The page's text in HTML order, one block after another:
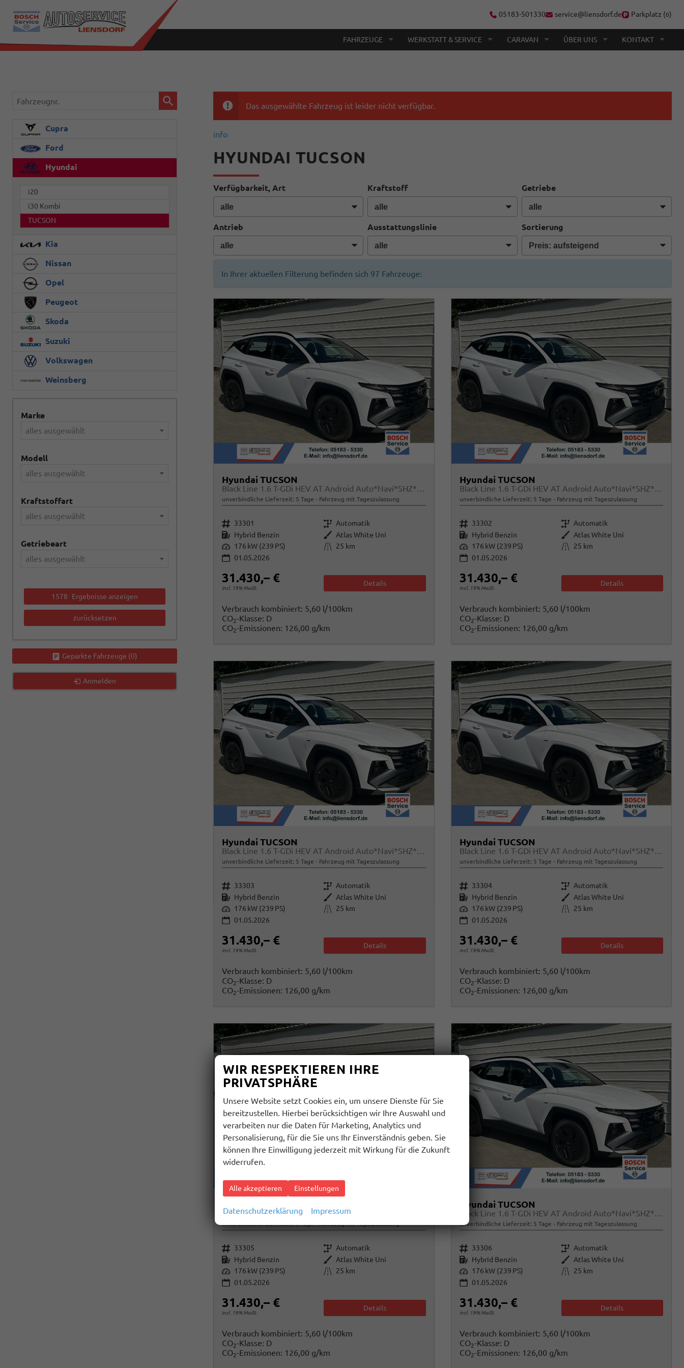
05183-501330 service@liensdorf.de Parkplatz (0)
FAHRZEUGE WERKSTATT & SERVICE CARAVAN ÜBER UNS KONTAKT
Das ausgewählte Fahrzeug ist leider nicht verfügbar.
info
HYUNDAI TUCSON
Verfügbarkeit, Art Kraftstoff Getriebe
Antrieb Ausstattungslinie Sortierung
In Ihrer aktuellen Filterung befinden sich 97 Fahrzeuge:
Hyundai TUCSON
Black Line 1.6 T-GDi HEV AT Android Auto*Navi*SHZ*Kamera*2Z Klimaauto*
unverbindliche Lieferzeit: 5 Tage Fahrzeug mit Tageszulassung
Fahrzeugnr. 33301 Getriebe Automatik
Kraftstoff Hybrid Benzin Außenfarbe Atlas White Uni
Leistung 176 kW (239 PS) Kilometerstand 25 km
01.05.2026
31.430,– €
incl. 19% MwSt.
Details
Verbrauch kombiniert: 5,60 l/100km
CO2-Klasse: D
CO2-Emissionen: 126,00 g/km
Hyundai TUCSON
Black Line 1.6 T-GDi HEV AT Android Auto*Navi*SHZ*Kamera*2Z Klimaauto*
unverbindliche Lieferzeit: 5 Tage Fahrzeug mit Tageszulassung
Fahrzeugnr. 33302 Getriebe Automatik
Kraftstoff Hybrid Benzin Außenfarbe Atlas White Uni
Leistung 176 kW (239 PS) Kilometerstand
25 km
01.05.2026
31.430,– €
incl. 19% MwSt.
Details
Verbrauch kombiniert: 5,60 l/100km
CO2-Klasse: D
CO2-Emissionen: 126,00 g/km
Hyundai TUCSON
Black Line 1.6 T-GDi HEV AT Android Auto*Navi*SHZ*Kamera*2Z Klimaauto*
unverbindliche Lieferzeit: 5 Tage Fahrzeug mit Tageszulassung
Fahrzeugnr. 33303 Getriebe Automatik
Kraftstoff Hybrid Benzin Außenfarbe Atlas White Uni
Leistung 176 kW (239 PS) Kilometerstand 25 km
01.05.2026
31.430,– €
incl. 19% MwSt.
Details
Verbrauch kombiniert: 5,60 l/100km
CO2-Klasse: D
CO2-Emissionen: 126,00 g/km
Hyundai TUCSON
Black Line 1.6 T-GDi HEV AT Android Auto*Navi*SHZ*Kamera*2Z Klimaauto*
unverbindliche Lieferzeit: 5 Tage Fahrzeug mit Tageszulassung
Fahrzeugnr. 33304 Getriebe Automatik
Kraftstoff Hybrid Benzin Außenfarbe Atlas White Uni
Leistung 176 kW (239 PS) Kilometerstand
25 km
01.05.2026
31.430,– €
incl. 19% MwSt.
Details
Verbrauch kombiniert: 5,60 l/100km
CO2-Klasse: D
CO2-Emissionen: 126,00 g/km
unverbindliche Lieferzeit:5 Tage Fahrzeug mit Tageszulassung
Fahrzeugnr. 33305 Getriebe Automatik
Kraftstoff Hybrid Benzin Außenfarbe Atlas White Uni
Leistung 176 kW (239 PS) Kilometerstand 25 km
01.05.2026
31.430,– €
incl. 19% MwSt.
Details
Verbrauch kombiniert: 5,60 l/100km
CO2-Klasse: D
CO2-Emissionen: 126,00 g/km
Hyundai TUCSON
Black Line 1.6 T-GDi HEV AT Android Auto*Navi*SHZ*Kamera*2Z Klimaauto*
unverbindliche Lieferzeit: 5 Tage Fahrzeug mit Tageszulassung
Fahrzeugnr. 33306 Getriebe Automatik
Kraftstoff Hybrid Benzin Außenfarbe Atlas White Uni
Leistung 176 kW (239 PS) Kilometerstand
25 km
01.05.2026
31.430,– €
incl. 19% MwSt.
Details
Verbrauch kombiniert: 5,60 l/100km
CO2-Klasse: D
CO2-Emissionen: 126,00 g/km
Fahrzeugnr.
Cupra
Ford
Hyundai
i20
i30 Kombi
TUCSON
Kia
Nissan
Opel
Peugeot
Skoda
Suzuki
Volkswagen
Weinsberg
Marke
alles ausgewählt
Modell
alles ausgewählt
Kraftstoffart
alles ausgewählt
Getriebeart
alles ausgewählt
1578 Ergebnisse anzeigen
zurücksetzen
Geparkte Fahrzeuge (0)
Anmelden
WIR RESPEKTIEREN IHRE
PRIVATSPHÄRE
Unsere Website setzt Cookies ein, um unsere Dienste für Sie
bereitzustellen. Hierbei berücksichtigen wir Ihre Auswahl und
verarbeiten nur die Daten für Marketing, Analytics und
Personalisierung, für die Sie uns Ihr Einverständnis geben. Sie
können Ihre Einwilligung jederzeit mit Wirkung für die Zukunft
widerrufen.
Alle akzeptieren Einstellungen
Datenschutzerklärung Impressum